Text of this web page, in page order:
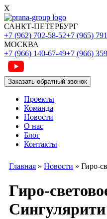
X
САНКТ-ПЕТЕРБУРГ
+7 (962) 702-58-52+7 (965)
МОСКВА
+7 (966) 140-67-49+7 (966)
Заказать обратный звонок
Проекты
Команда
Новости
О нас
Блог
Контакты
Главная » Новости » Гиро-
Гиро-
Сингулярити